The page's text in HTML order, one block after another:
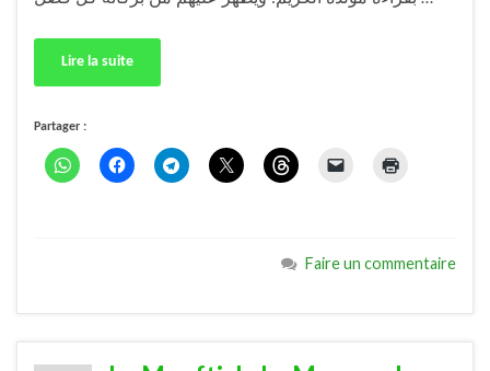
Lire la suite
Partager :
Faire un commentaire